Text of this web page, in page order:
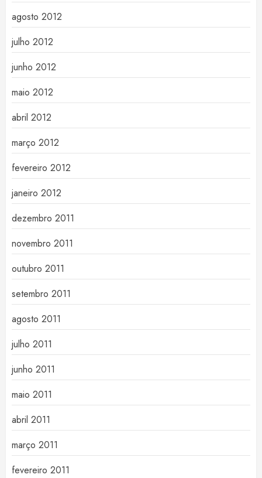
agosto 2012
julho 2012
junho 2012
maio 2012
abril 2012
março 2012
fevereiro 2012
janeiro 2012
dezembro 2011
novembro 2011
outubro 2011
setembro 2011
agosto 2011
julho 2011
junho 2011
maio 2011
abril 2011
março 2011
fevereiro 2011